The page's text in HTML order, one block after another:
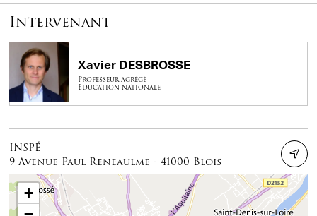
Intervenant
Xavier DESBROSSE
Professeur agrégé
Education nationale
INSPÉ
9 Avenue Paul Reneaulme - 41000 Blois
+